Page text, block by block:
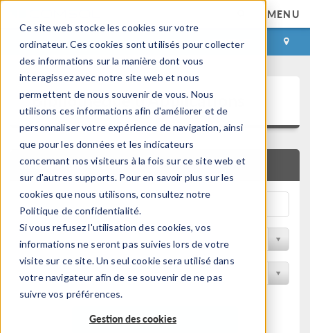
Ce site web stocke les cookies sur votre
ordinateur. Ces cookies sont utilisés pour collecter
des informations sur la manière dont vous
interagissez avec notre site web et nous
permettent de nous souvenir de vous. Nous
utilisons ces informations afin d'améliorer et de
personnaliser votre expérience de navigation, ainsi
que pour les données et les indicateurs
concernant nos visiteurs à la fois sur ce site web et
sur d'autres supports. Pour en savoir plus sur les
cookies que nous utilisons, consultez notre
Politique de confidentialité.
Si vous refusez l'utilisation des cookies, vos
informations ne seront pas suivies lors de votre
visite sur ce site. Un seul cookie sera utilisé dans
votre navigateur afin de se souvenir de ne pas
suivre vos préférences.
Gestion des cookies
MENU
CONNEXION CONTACT
Bibliothèque d'Applications
RECHERCHE RAPIDE
Trier par Discipline
Filtrer par produit
Filtrer